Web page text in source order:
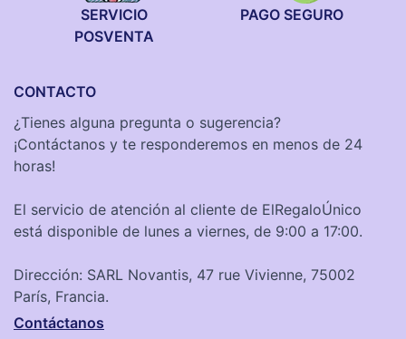
SERVICIO
POSVENTA
PAGO SEGURO
CONTACTO
¿Tienes alguna pregunta o sugerencia?
¡Contáctanos y te responderemos en menos de 24
horas!
El servicio de atención al cliente de ElRegaloÚnico
está disponible de lunes a viernes, de 9:00 a 17:00.
Dirección: SARL Novantis, 47 rue Vivienne, 75002
París, Francia.
Contáctanos